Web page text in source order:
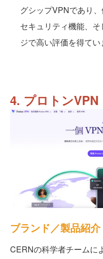
グシップVPNであり
セキュリティ機能、
ジで高い評価を得てい
4. プロトンVPN
ブランド／製品紹介
CERNの科学者チームに